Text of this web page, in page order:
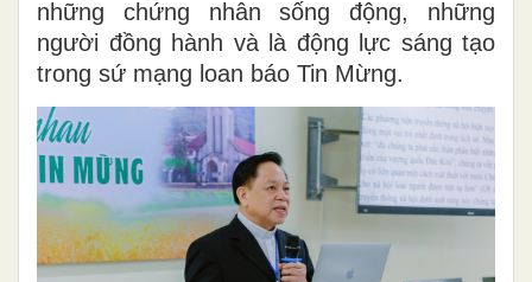
những chứng nhân sống động, những
người đồng hành và là động lực sáng tạo
trong sứ mạng loan báo Tin Mừng.